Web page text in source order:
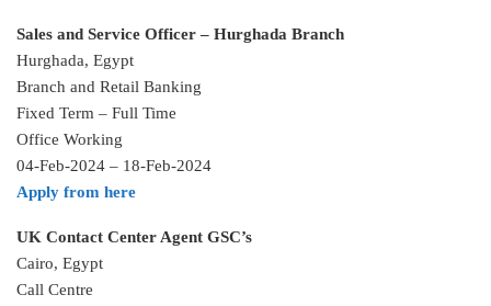
Sales and Service Officer – Hurghada Branch
Hurghada, Egypt
Branch and Retail Banking
Fixed Term – Full Time
Office Working
04-Feb-2024 – 18-Feb-2024
Apply from here
UK Contact Center Agent GSC’s
Cairo, Egypt
Call Centre